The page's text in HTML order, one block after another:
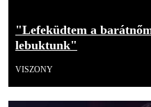
"Lefeküdtem a
lebuktunk"
VISZONY